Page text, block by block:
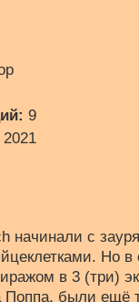
9
начинали с
Но в
в 3 (три)
Поппа, были